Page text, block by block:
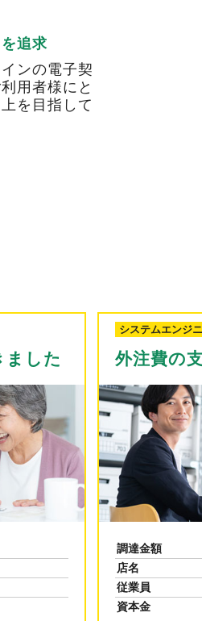
追求
ンの電子契
用者様にと
を目指して
ました
ウェブデザイナー
新しいPC
調達金額
店名
従業員
資本金